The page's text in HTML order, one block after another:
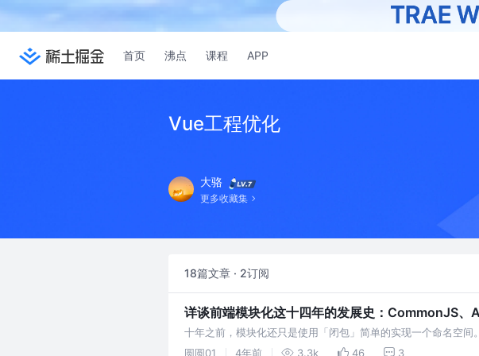
首页 沸点 课程 APP
Vue工程优化
大骆
更多收藏集
18篇文章 · 2订阅
详谈前端模块化这十四年的发展史：CommonJS、
十年之前，模块化还只是使用「闭包」简单的实现一个命名空
或框架的诞生时间
圆圆01 4年前 3.3k 46 3